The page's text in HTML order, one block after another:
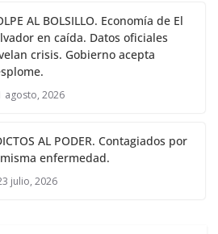
AL BOLSILLO. Economía de El
en caída. Datos oficiales
crisis. Gobierno acepta
agosto, 2026
AL PODER. Contagiados por
enfermedad.
julio, 2026